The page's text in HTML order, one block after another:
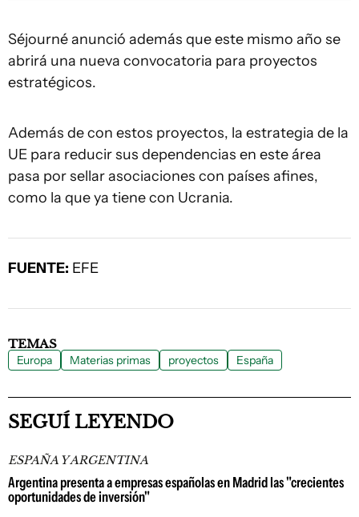
Séjourné anunció además que este mismo año se
abrirá una nueva convocatoria para proyectos
estratégicos.
Además de con estos proyectos, la estrategia de la
UE para reducir sus dependencias en este área
pasa por sellar asociaciones con países afines,
como la que ya tiene con Ucrania.
FUENTE: EFE
TEMAS
Europa Materias primas proyectos España
SEGUÍ LEYENDO
ESPAÑA Y ARGENTINA
Argentina presenta a empresas españolas en Madrid las "crecientes
oportunidades de inversión"